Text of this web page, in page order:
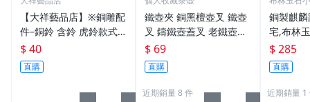
【大祥藝品店】※銅雕配
件–銅鈴 含鈴 虎鈴款式
吊飾 銅製
$ 40
直購
鐵壺夾 銅黑檀壺叉 鐵壺
叉 鑄鐵壺蓋叉 老鐵壺夾
子配件 生鐵壺器 老鐵壺
器
$ 69
直購
近期銷量 8 件
銅製麒
宅,布林
6，贈中
五帝錢
$ 285
直購
近期銷量 1